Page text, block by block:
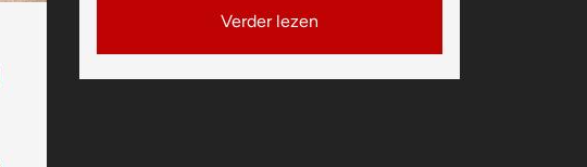
Verder lezen